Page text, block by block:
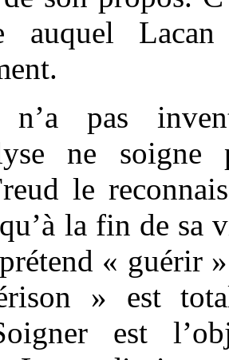
auquel
pas
ne soigne
le
la fin de sa
« guérir
» est
est